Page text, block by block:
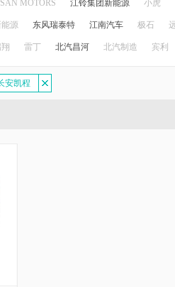
MOTORS 江铃集团新能源 小虎
源 东风瑞泰特 江南汽车 极石
雷丁 北汽昌河 北汽制造 宾利
安凯程